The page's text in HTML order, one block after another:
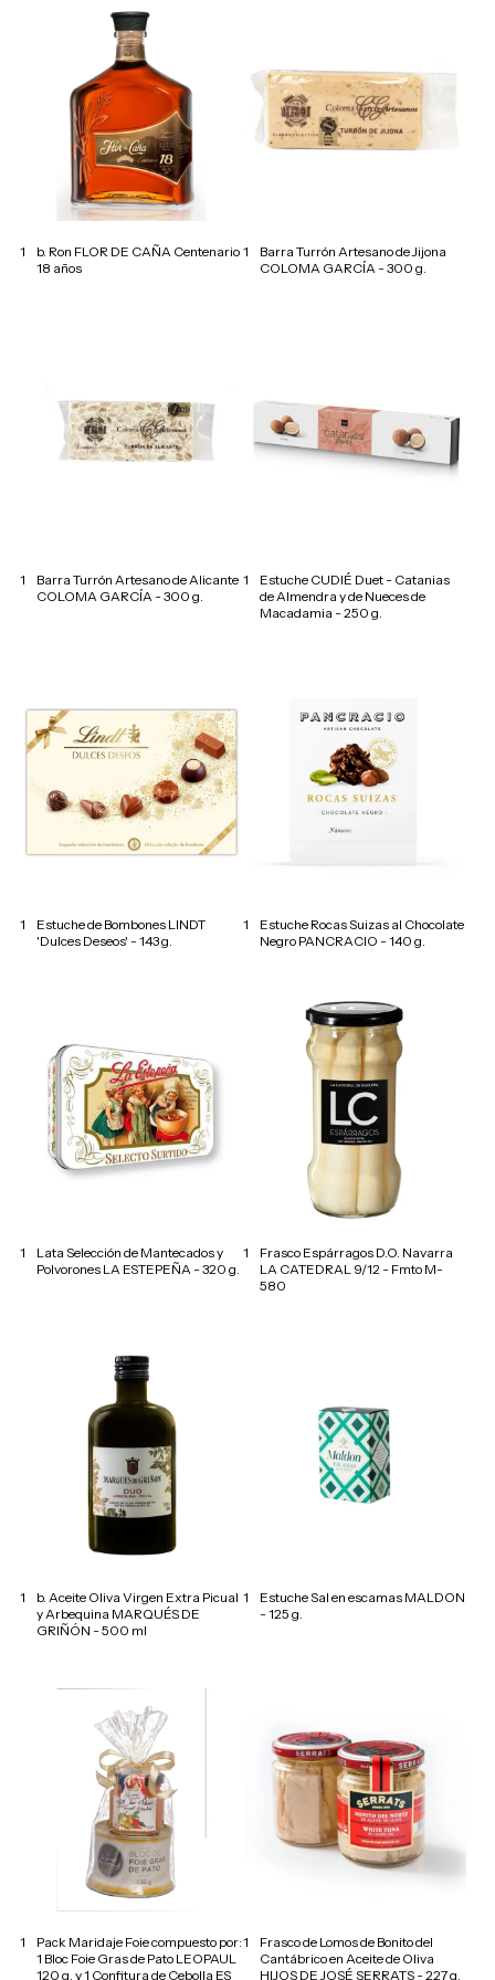
1
b. Ron FLOR DE CAÑA Centenario
18 años
1
Barra Turrón Artesano de Jijona
COLOMA GARCÍA - 300 g.
1
Barra Turrón Artesano de Alicante
COLOMA GARCÍA - 300 g.
1
Estuche CUDIÉ Duet - Catanias
de Almendra y de Nueces de
Macadamia - 250 g.
1
Estuche de Bombones LINDT
'Dulces Deseos' - 143 g.
1
Estuche Rocas Suizas al Chocolate
Negro PANCRACIO - 140 g.
1
Lata Selección de Mantecados y
Polvorones LA ESTEPEÑA - 320 g.
1
Frasco Espárragos D.O. Navarra
LA CATEDRAL 9/12 - Fmto M-
580
1
b. Aceite Oliva Virgen Extra Picual
y Arbequina MARQUÉS DE
GRIÑÓN - 500 ml
1
Estuche Sal en escamas MALDON
- 125 g.
1
Pack Maridaje Foie compuesto por:
1 Bloc Foie Gras de Pato LEOPAUL
120 g. y 1 Confitura de Cebolla ES
1
Frasco de Lomos de Bonito del
Cantábrico en Aceite de Oliva
HIJOS DE JOSÉ SERRATS - 227 g.